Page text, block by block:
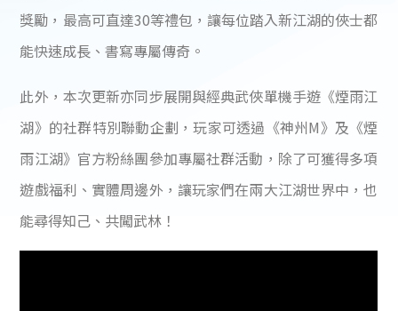
獎勵，最高可直達30等禮包，讓每位踏入新江湖的俠士都
能快速成長、書寫專屬傳奇。
此外，本次更新亦同步展開與經典武俠單機手遊《煙雨江
湖》的社群特別聯動企劃，玩家可透過《神州M》及《煙
雨江湖》官方粉絲團參加專屬社群活動，除了可獲得多項
遊戲福利、實體周邊外，讓玩家們在兩大江湖世界中，也
能尋得知己、共闖武林！